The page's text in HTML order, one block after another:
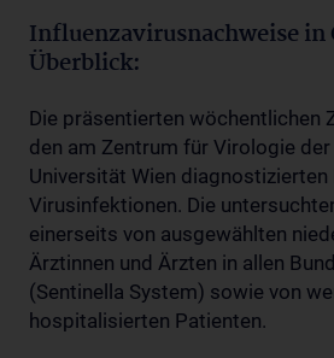
Influenzavirusnachweise
Überblick:
Die präsentierten wöchentlichen
den am Zentrum für Virologie
Universität Wien diagnostizierten
Virusinfektionen. Die
einerseits von ausgewählten
Ärztinnen und Ärzten in allen
(Sentinella System) sowie von
hospitalisierten Patienten.